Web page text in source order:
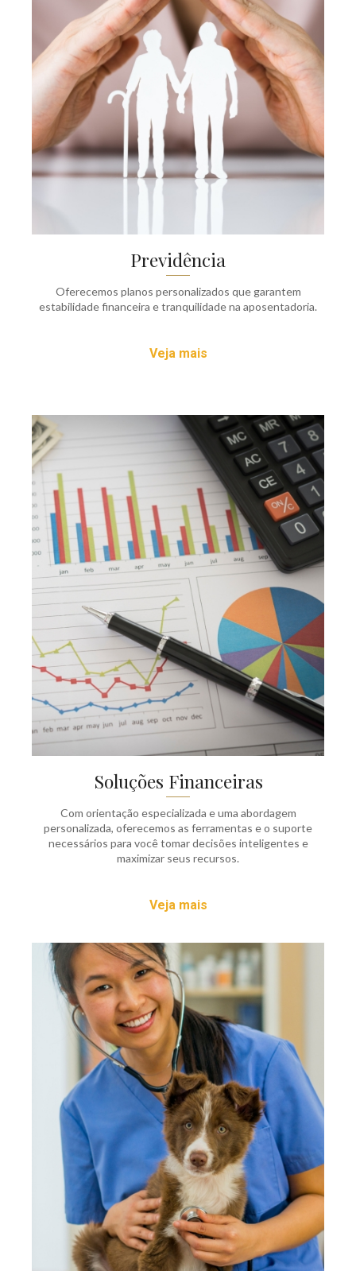
Previdência
Oferecemos planos personalizados que garantem
estabilidade financeira e tranquilidade na aposentadoria.
Veja mais
Soluções Financeiras
Com orientação especializada e uma abordagem
personalizada, oferecemos as ferramentas e o suporte
necessários para você tomar decisões inteligentes e
maximizar seus recursos.
Veja mais